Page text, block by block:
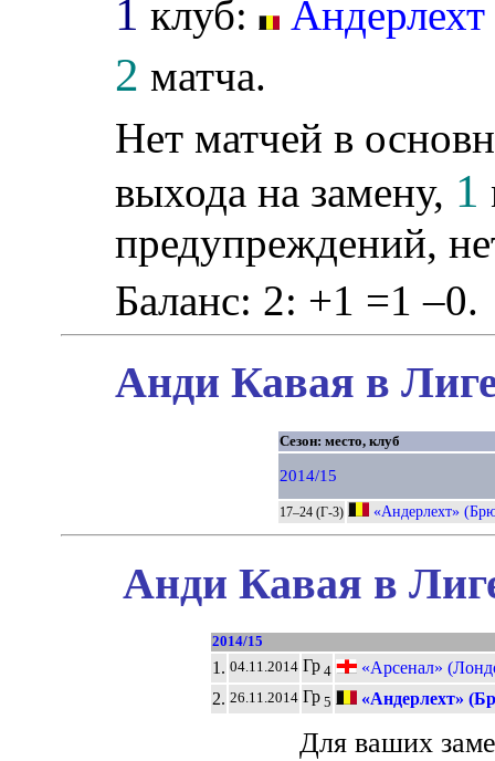
1 клуб: Андерлехт
2 матча.
Нет матчей в
выхода на замену, 1
предупреждений,
Баланс: 2: +1 =1 –0.
Анди Кавая в
Сезон: место, клуб
2014/15
17–24 (Г-3) «Андерлехт»
Анди Кавая в
2014/15
1. 04.11.2014 Гр 4
«Арсенал»
2. 26.11.2014 Гр 5 «Андерлехт»
Для ваших